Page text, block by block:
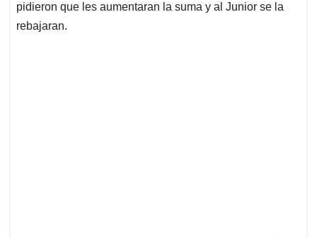
pidieron que les aumentaran la suma y al Junior se la
rebajaran.